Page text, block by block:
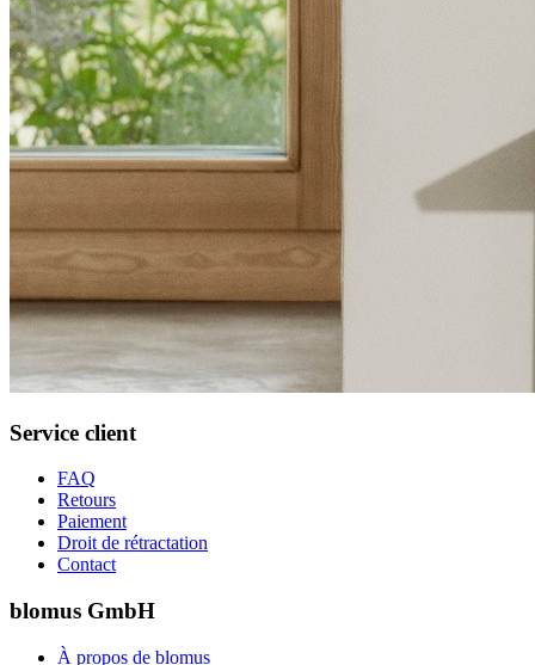
Service client
FAQ
Retours
Paiement
Droit de rétractation
Contact
blomus GmbH
À propos de blomus